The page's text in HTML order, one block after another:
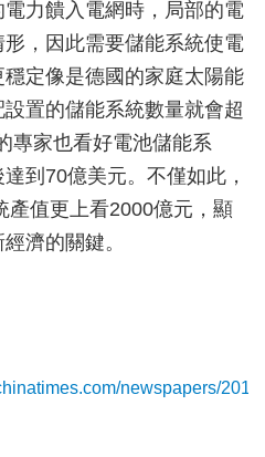
力饋入電網時，局部的電
，因此需要儲能系統使電
定像是德國的家庭太陽能
置的儲能系統數量就會超
專家也看好電池儲能系
到70億美元。不僅如此，
產值更上看2000億元，顯
濟的關鍵。
newspapers/